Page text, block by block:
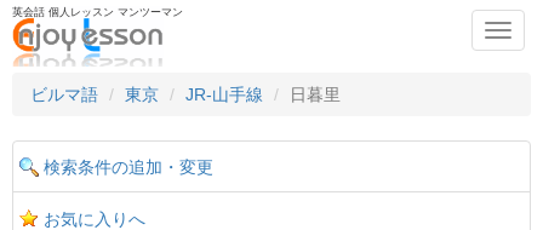
英会話 個人レッスン マンツーマン
ビルマ語
東京 JR-山手線 日暮里
検索条件の追加・変更
お気に入りへ